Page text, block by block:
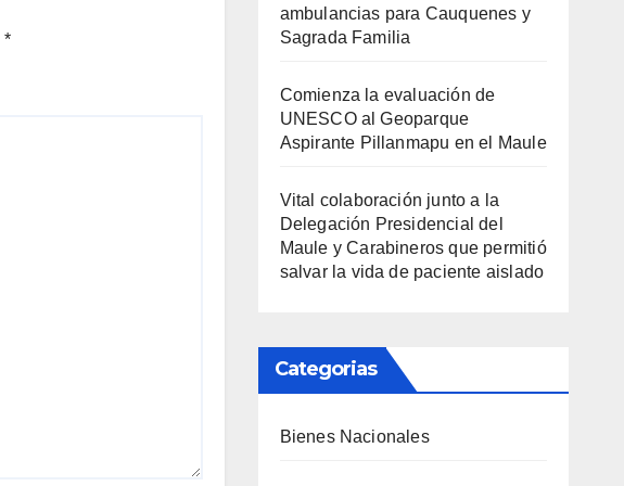
*
ambulancias para Cauquenes y
Sagrada Familia
Comienza la evaluación de
UNESCO al Geoparque
Aspirante Pillanmapu en el Maule
Vital colaboración junto a la
Delegación Presidencial del
Maule y Carabineros que permitió
salvar la vida de paciente aislado
Categorias
Bienes Nacionales